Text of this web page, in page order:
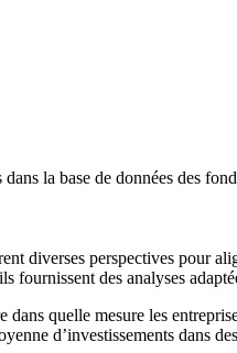
la base de données des
diverses perspectives pour
fournissent des analyses
dans quelle mesure les
d’investissements dans